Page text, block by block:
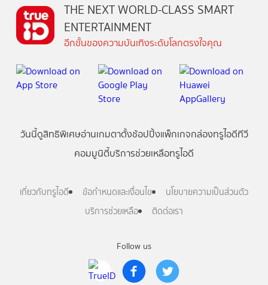
Follow us
THE NEXT WORLD-CLASS SMART
ENTERTAINMENT
อีกขั้นของความบันเทิงระดับโลกตรงใจคุณ
วันนี้ดูสิทธิพิเศษอ่านเกมตาตั้งช้อปปิ้งแพ็กเกจกล่องทรูไอดีทีวี
คอมมูนิตี้บริการช่วยเหลือทรูไอดี
เกี่ยวกับทรูไอดี ข้อกำหนดและเงื่อนไข
นโยบายความเป็นส่วนตัว
บริการช่วยเหลือ
ติดต่อเรา